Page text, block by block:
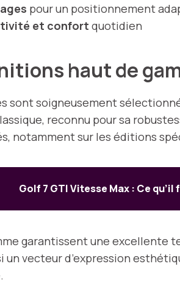
pour un positionnement
et confort quotidien
haut de
sont soigneusement
reconnu pour sa
notamment sur les éditions
Golf 7 GTI Vitesse Max : Ce
garantissent une excellente
un vecteur d’expression